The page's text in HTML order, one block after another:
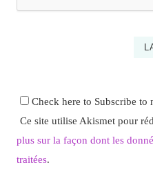
Check here to Subscribe to
Ce site utilise Akismet pour
plus sur la façon dont les
traitées.